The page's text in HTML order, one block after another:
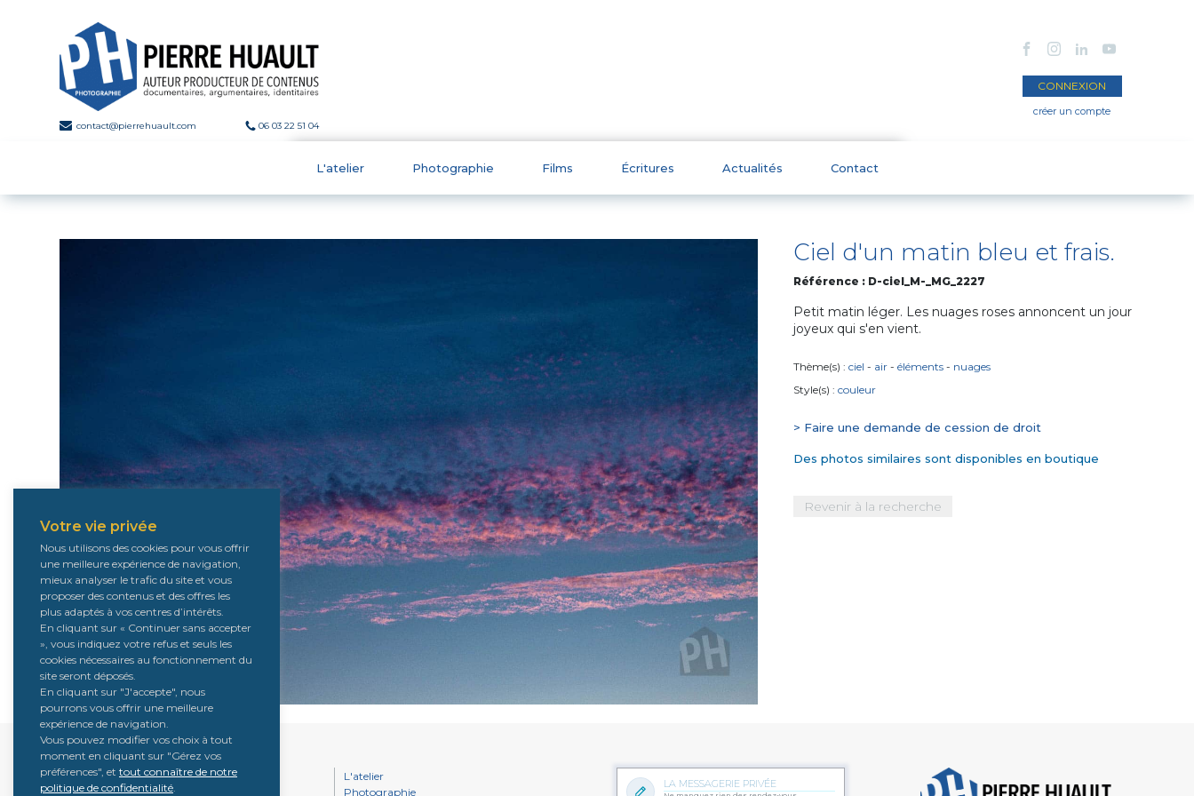
contact@pierrehuault.com 06 03 22 51 04
CONNEXION
créer un compte
L'atelier Photographie Films Écritures Actualités Contact
Ciel d'un matin bleu et frais.
Référence : D-ciel_M-_MG_2227
Petit matin léger. Les nuages roses annoncent un jour
joyeux qui s'en vient.
Thème(s) :ciel - air -éléments - nuages
Style(s) :couleur
> Faire une demande de cession de droit
Des photos similaires sont disponibles en boutique
Revenir à la recherche
Confidentialité, vie privée et RGPD
CGU / CGV / Mentions légales
L'atelier
Photographie
LA MESSAGERIE PRIVÉE
Votre vie privée
Nous utilisons des cookies pour vous offrir
une meilleure expérience de navigation,
mieux analyser le trafic du site et vous
proposer des contenus et des offres les
plus adaptés à vos centres d’intérêts.
En cliquant sur « Continuer sans accepter
», vous indiquez votre refus et seuls les
cookies nécessaires au fonctionnement du
site seront déposés.
En cliquant sur "J'accepte", nous
pourrons vous offrir une meilleure
expérience de navigation.
Vous pouvez modifier vos choix à tout
moment en cliquant sur "Gérez vos
préférences", et tout connaître de notre
politique de confidentialité.